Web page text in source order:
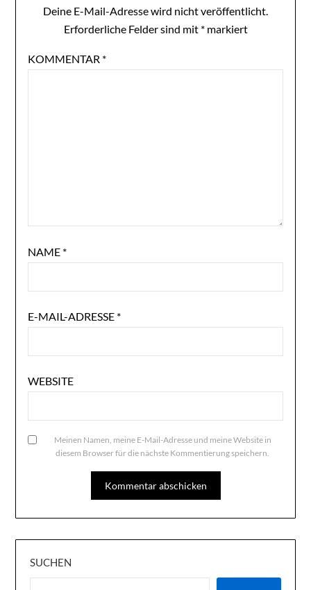
Deine E-Mail-Adresse wird nicht veröffentlicht.
Erforderliche Felder sind mit *markiert
KOMMENTAR *
NAME *
E-MAIL-ADRESSE *
WEBSITE
Meinen Namen, meine E-Mail-Adresse und meine Website in
diesem Browser für die nächste Kommentierung speichern.
SUCHEN